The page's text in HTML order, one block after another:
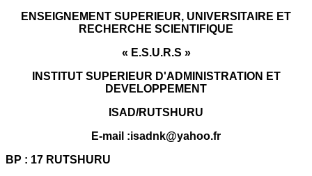
ENSEIGNEMENT SUPERIEUR, UNIVERSITAIRE ET
RECHERCHE SCIENTIFIQUE
« E.S.U.R.S »
INSTITUT SUPERIEUR D'ADMINISTRATION ET
DEVELOPPEMENT
ISAD/RUTSHURU
E-mail :isadnk@yahoo.fr
BP : 17 RUTSHURU